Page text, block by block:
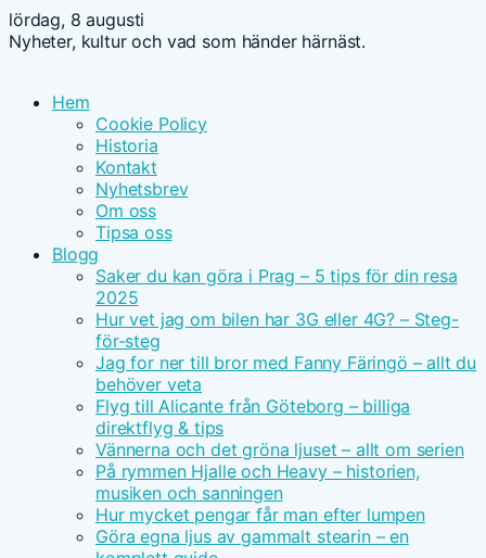
lördag, 8 augusti
Nyheter, kultur och vad som händer härnäst.
Hem
Cookie Policy
Historia
Kontakt
Nyhetsbrev
Om oss
Tipsa oss
Blogg
Saker du kan göra i Prag – 5 tips för din resa
2025
Hur vet jag om bilen har 3G eller 4G? – Steg-
för-steg
Jag for ner till bror med Fanny Färingö – allt du
behöver veta
Flyg till Alicante från Göteborg – billiga
direktflyg & tips
Vännerna och det gröna ljuset – allt om serien
På rymmen Hjalle och Heavy – historien,
musiken och sanningen
Hur mycket pengar får man efter lumpen
Göra egna ljus av gammalt stearin – en